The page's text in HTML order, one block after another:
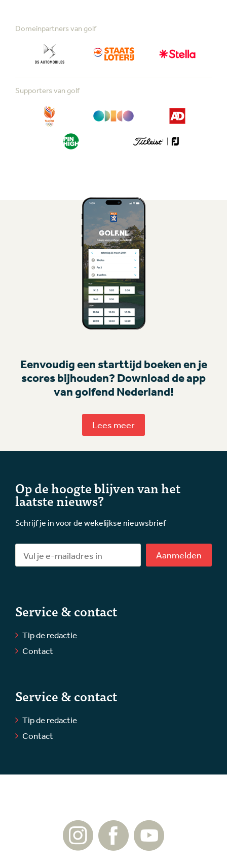
Domeinpartners van golf
Supporters van golf
Eenvoudig een starttijd boeken en je
scores bijhouden? Download de app
van golfend Nederland!
Lees meer
Op de hoogte blijven van het
laatste nieuws?
Schrijf je in voor de wekelijkse nieuwsbrief
Aanmelden
Service & contact
Tip de redactie
Contact
Service & contact
Tip de redactie
Contact